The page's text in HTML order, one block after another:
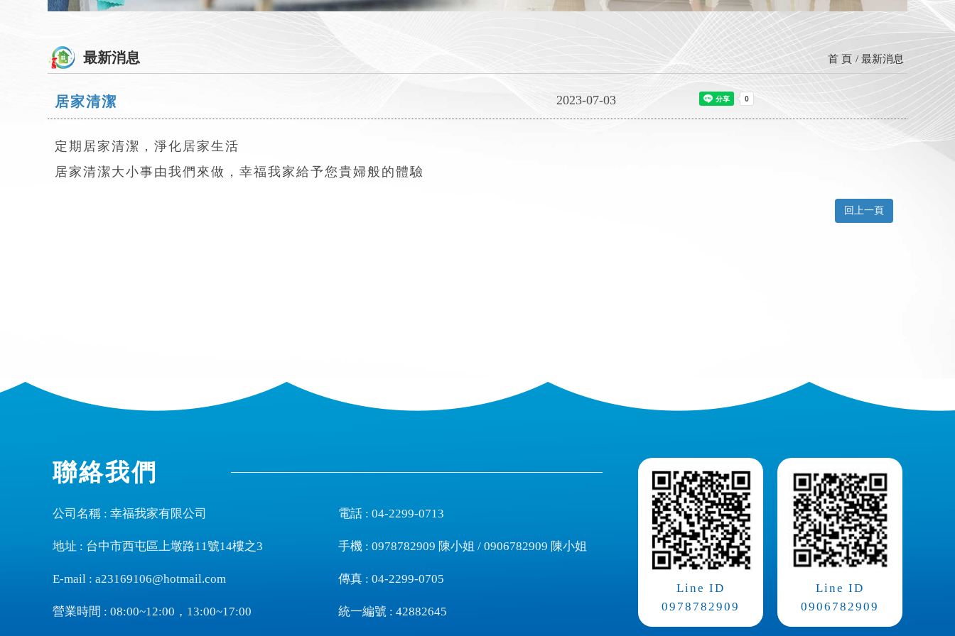
最新消息 首 頁 最新消息
居家清潔 2023-07-03
定期居家清潔，淨化居家生活
居家清潔大小事由我們來做，幸福我家給予您貴婦般的體驗
回上一頁
聯絡我們
公司名稱 : 幸福我家有限公司
地址 : 台中市西屯區上墩路11號14樓之3
E-mail : a23169106@hotmail.com
營業時間 : 08:00~12:00，13:00~17:00
電話 : 04-2299-0713
手機 : 0978782909 陳小姐 / 0906782909 陳小姐
傳真 : 04-2299-0705
統一編號 : 42882645
Line ID
0978782909
Line ID
0906782909